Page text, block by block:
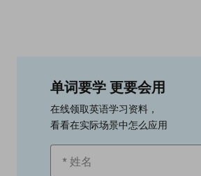
单词要学 更要会用
在线领取英语学习资料，
看看在实际场景中怎么应用